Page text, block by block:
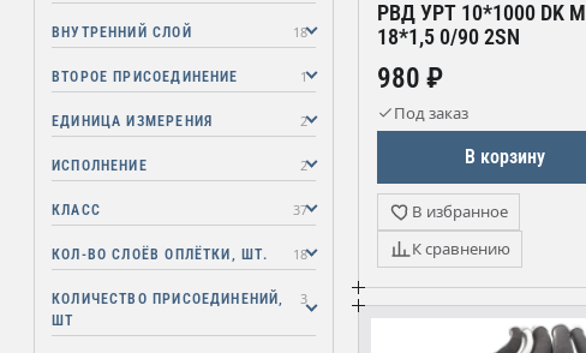
УралРукавТорг)
УРТ (Уральские рукава/
Уралрезинотехника)
УРТ (Уральские рукава/
УРТ (Уральские рукава/
торг. марка УРТ)
торговая марка УРТ)
УРТ (Уральские рукава
ВНУТРЕННИЙ СЛОЙ 18
ВТОРОЕ ПРИСОЕДИНЕНИЕ 1
ЕДИНИЦА ИЗМЕРЕНИЯ 2
ИСПОЛНЕНИЕ 2
КЛАСС 37
КОЛ-ВО СЛОЁВ ОПЛЁТКИ, ШТ. 18
КОЛИЧЕСТВО ПРИСОЕДИНЕНИЙ,
ШТ
3
РВД УРТ 10*1000 DK М
18*1,5 0/90 2SN
980 ₽
Под заказ
В корзину
В избранное
К сравнению